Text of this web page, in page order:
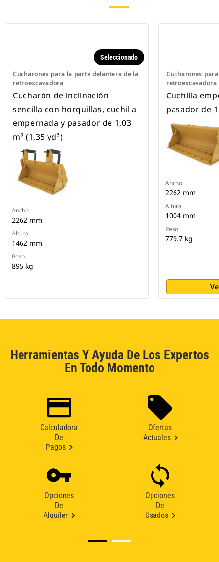
Cucharones para la parte delantera de la
retroexcavadora
Seleccionado
Cucharón de inclinación
sencilla con horquillas, cuchilla
empernada y pasador de 1,03
m³ (1,35 yd³)
Ancho
2262 mm
Altura
1462 mm
Peso
895 kg
Cucharones
retroexcavadora
Cuchilla
pasador de
Ancho
2262 mm
Altura
1004 mm
Peso
779.7 kg
Herramientas Y Ayuda De Los Expertos
En Todo Momento
Calculadora
De
Pagos
Ofertas
Actuales
Opciones
De
Alquiler
Opciones
De
Usados